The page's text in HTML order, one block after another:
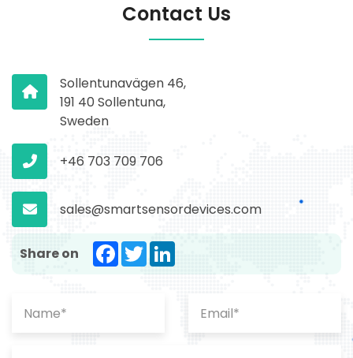
Contact Us
Sollentunavägen 46,
191 40 Sollentuna,
Sweden
+46 703 709 706
sales@smartsensordevices.com
Share on Facebook
Twitter